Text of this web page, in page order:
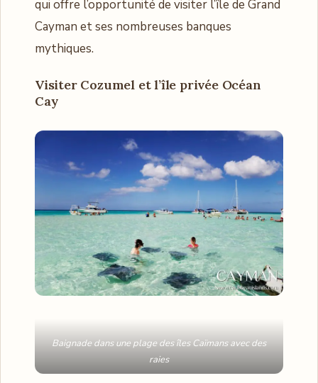
qui offre l’opportunité de visiter l’île de Grand
Cayman et ses nombreuses banques
mythiques.
Visiter Cozumel et l’île privée Océan
Cay
Baignade dans une plage des îles Caïmans avec des
raies